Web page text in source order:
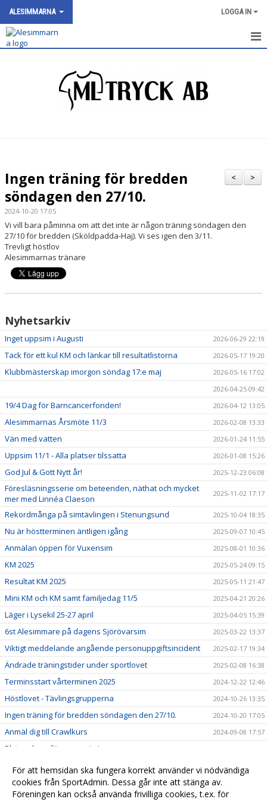
ALESIMMARNA LOGGA IN
BILDGALLERI
DOKUMENT
VÅRA GRUPPER/TRÄNARE
TRYGG FÖRENING
>
<
Ingen träning för bredden
söndagen den 27/10.
2024-10-20 17:05
Vi vill bara påminna om att det inte är någon träning söndagen den
27/10 för bredden (Sköldpadda-Haj). Vi ses igen den 3/11.
Trevligt höstlov
Alesimmarnas tränare
Nyhetsarkiv
Inget uppsim i Augusti 2026-06-29 22:19
Tack för ett kul KM och länkar till resultatlistorna 2026-05-17 19:20
Klubbmästerskap imorgon söndag 17:e maj
2026-05-16 17:02
2026-04-25 09:42
19/4 Dag för Barncancerfonden! 2026-04-12 13:05
Alesimmarnas Årsmöte 11/3 2026-02-08 13:33
Vän med vatten 2026-01-24 11:55
Uppsim 11/1 - Alla platser tilssatta 2026-01-08 15:26
God Jul & Gott Nytt år! 2025-12-23 06:08
Föresläsningsserie om beteenden, näthat och mycket
mer med Linnéa Claeson
2025-11-02 17:17
Rekordmånga på simtävlingen i Stenungsund 2025-10-04 18:35
Nu är höstterminen äntligen igång 2025-09-07 10:45
Anmälan öppen för Vuxensim 2025-08-01 10:36
KM 2025 2025-05-24 09:15
Resultat KM 2025 2025-05-11 21:47
Mini KM och KM samt familjedag 11/5 2025-04-21 20:26
Läger i Lysekil 25-27 april 2025-04-05 15:39
6st Alesimmare på dagens Sjörövarsim 2025-03-22 13:37
Viktigt meddelande angående personuppgiftsincident 2025-02-17 19:34
Ändrade träningstider under sportlovet 2025-02-08 16:38
Terminsstart vårterminen 2025 2024-12-22 12:46
Höstlovet - Tävlingsgrupperna 2024-10-26 13:35
Ingen träning för bredden söndagen den 27/10. 2024-10-20 17:05
Anmäl dig till Crawlkurs 2024-09-08 17:57
Platser kvar för vuxensim!
MINI-KM & KM SÖNDAG 12 maj 2024-05-05 13:54
Fakturor
Välkommen till vår nya hemsida! 2023-12-22 16:12
För att hemsidan ska fungera korrekt använder vi nödvändiga
cookies från SportAdmin. Dessa går inte att stänga av.
Föreningen kan också använda frivilliga cookies, t.ex. för